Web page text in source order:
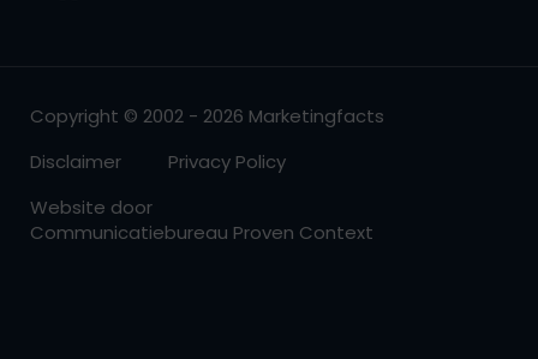
Copyright © 2002 - 2026 Marketingfacts
Disclaimer
Privacy Policy
Website door
Communicatiebureau Proven Context